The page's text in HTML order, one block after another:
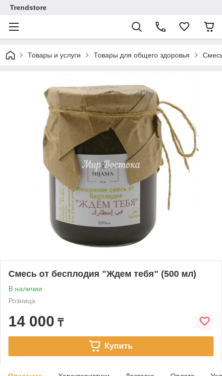
Trendstore
Товары и услуги Товары для общего здоровья
Смесь от бесплодия "Ждем тебя" (500 мл)
В наличии
Розница
14 000 ₸
Купить